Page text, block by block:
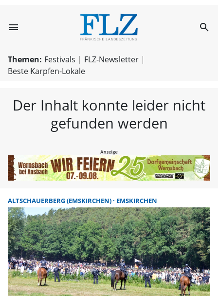
menu FLZ – search
Themen: Festivals
FLZ-Newsletter
Beste Karpfen-Lokale
Der Inhalt konnte leider nicht
gefunden werden
ALTSCHAUERBERG (EMSKIRCHEN) EMSKIRCHEN